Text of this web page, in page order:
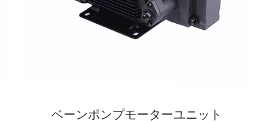
ベーンポンプモーターユニット